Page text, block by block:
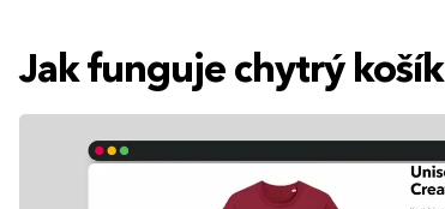
Jak funguje chytrý košík